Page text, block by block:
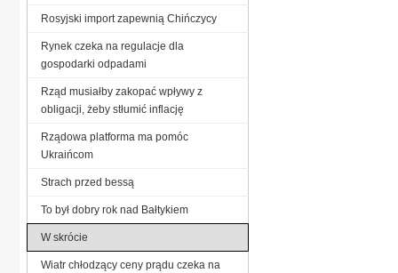
Rosyjski import zapewnią Chińczycy
Rynek czeka na regulacje dla
gospodarki odpadami
Rząd musiałby zakopać wpływy z
obligacji, żeby stłumić inflację
Rządowa platforma ma pomóc
Ukraińcom
Strach przed bessą
To był dobry rok nad Bałtykiem
W skrócie
Wiatr chłodzący ceny prądu czeka na